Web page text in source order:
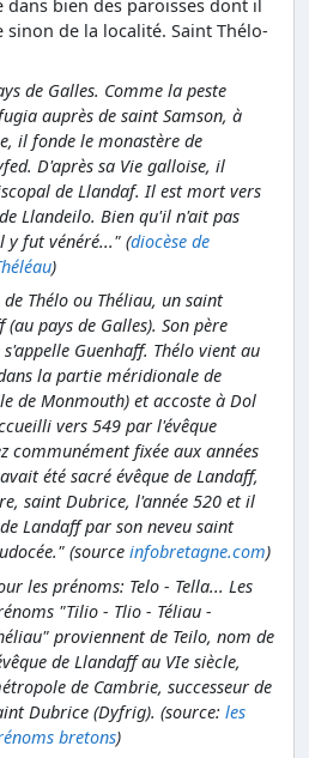
dans bien des paroisses dont il
de la localité. Saint Thélo-
de Galles. Comme la peste
auprès de saint Samson, à
il fonde le monastère de
D'après sa Vie galloise, il
de Llandaf. Il est mort vers
Llandeilo. Bien qu'il n'ait pas
y fut vénéré..." (diocèse de
)
Thélo ou Théliau, un saint
pays de Galles). Son père
Guenhaff. Thélo vient au
la partie méridionale de
de Monmouth) et accoste à Dol
vers 549 par l'évêque
communément fixée aux années
été sacré évêque de Landaff,
saint Dubrice, l'année 520 et il
Landaff par son neveu saint
(source infobretagne.com)
les prénoms: Telo - Tella... Les
"Tilio - Tlio - Téliau -
proviennent de Teilo, nom de
de Llandaff au VIe siècle,
de Cambrie, successeur de
Dubrice (Dyfrig). (source: les
bretons)